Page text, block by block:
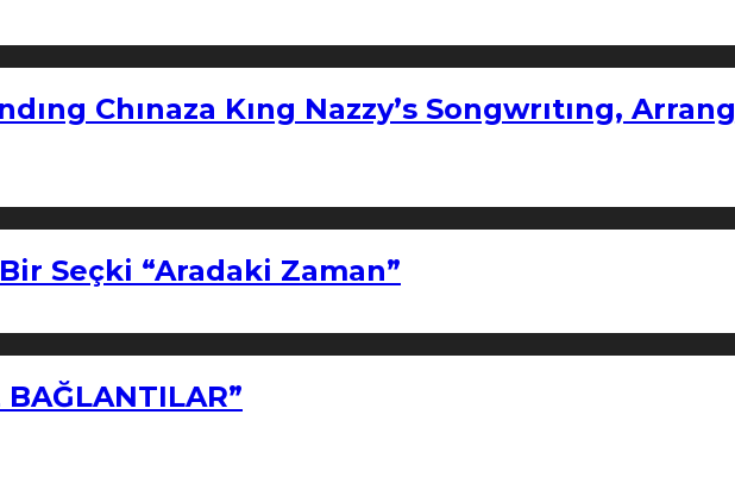
Chınaza Kıng Nazzy’s Songwrıtıng,
Seçki “Aradaki Zaman”
BAĞLANTILAR”